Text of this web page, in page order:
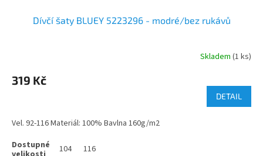
Dívčí šaty BLUEY 5223296 - modré/bez rukávů
Skladem (1 ks)
319 Kč
DETAIL
Vel. 92-116 Materiál: 100% Bavlna 160g/m2
104 116